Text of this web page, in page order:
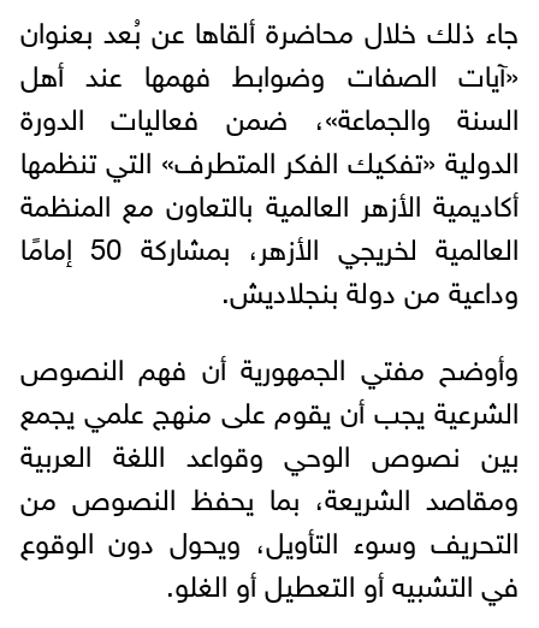
جاء ذلك خلال محاضرة ألقاها عن بُعد بعنوان
«آيات الصفات وضوابط فهمها عند أهل
السنة والجماعة»، ضمن فعاليات الدورة
الدولية «تفكيك الفكر المتطرف» التي تنظمها
أكاديمية الأزهر العالمية بالتعاون مع المنظمة
العالمية لخريجي الأزهر، بمشاركة 50 إمامًا
وداعية من دولة بنجلاديش.
وأوضح مفتي الجمهورية أن فهم النصوص
الشرعية يجب أن يقوم على منهج علمي يجمع
بين نصوص الوحي وقواعد اللغة العربية
ومقاصد الشريعة، بما يحفظ النصوص من
التحريف وسوء التأويل، ويحول دون الوقوع
في التشبيه أو التعطيل أو الغلو.